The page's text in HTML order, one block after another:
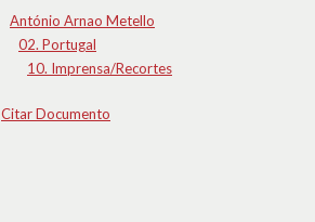
António Arnao Metello
02. Portugal
10. Imprensa/Recortes
Citar Documento